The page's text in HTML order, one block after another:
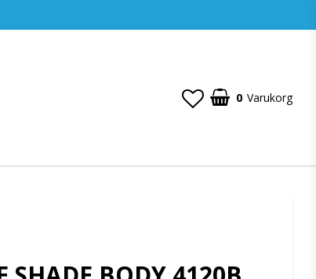
0 Varukorg